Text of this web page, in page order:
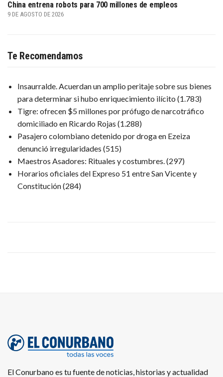
China entrena robots para 700 millones de empleos
9 DE AGOSTO DE 2026
Te Recomendamos
Insaurralde. Acuerdan un amplio peritaje sobre sus bienes
para determinar si hubo enriquecimiento ilícito (1.783)
Tigre: ofrecen $5 millones por prófugo de narcotráfico
domiciliado en Ricardo Rojas (1.288)
Pasajero colombiano detenido por droga en Ezeiza
denunció irregularidades (515)
Maestros Asadores: Rituales y costumbres.(297)
Horarios oficiales del Expreso 51 entre San Vicente y
Constitución(284)
El Conurbano es tu fuente de noticias, historias y actualidad